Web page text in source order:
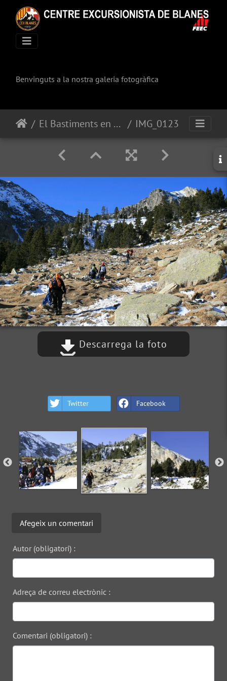
Benvinguts a la nostra galeria fotogràfica
El Bastiments en raquetes IMG_0123
Descarrega la foto
Twitter Facebook
Afegeix un comentari
Autor (obligatori) :
Adreça de correu electrònic :
Comentari (obligatori) :